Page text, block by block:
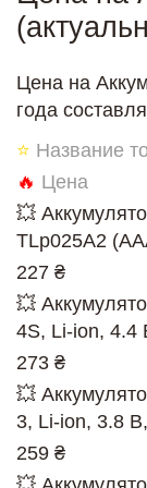
Цена на
года
⭐ Название
🔥 Цена
💥
TLp025A2
227 ₴
💥
4S, Li-ion, 4.4
273 ₴
💥
3, Li-ion, 3.8
259 ₴